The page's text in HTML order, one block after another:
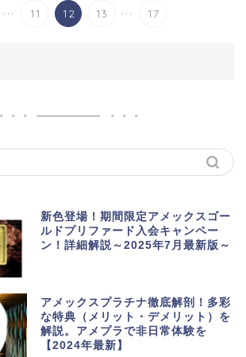
... 11 12 13 ... 17
新色登場！期間限定アメックスゴー
ルドプリファード入会キャンペー
ン！詳細解説～2025年7月最新版～
アメックスプラチナ徹底解剖！多彩
な特典（メリット・デメリット）を
解説。アメプラで非日常体験を
【2024年最新】